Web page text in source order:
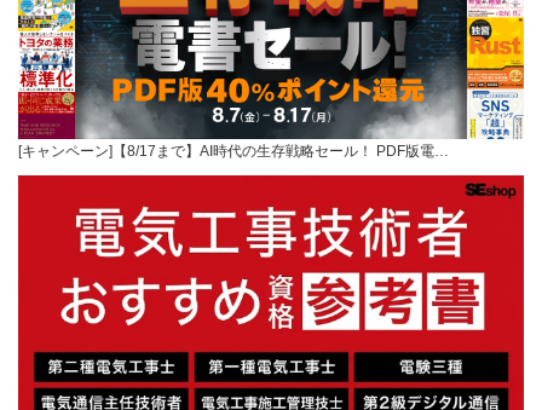
[キャンペーン]【8/17まで】AI時代の生存戦略セール！ PDF版電…